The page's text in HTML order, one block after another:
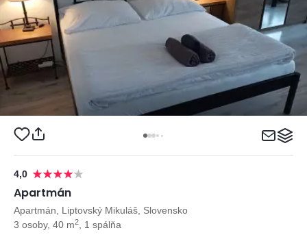
4,0
Apartmán
Apartmán, Liptovský Mikuláš, Slovensko
3 osoby, 40 m2 , 1 spálňa